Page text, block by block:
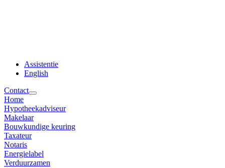
Assistentie
English
Contact
Home
Hypotheekadviseur
Makelaar
Bouwkundige keuring
Taxateur
Notaris
Energielabel
Verduurzamen